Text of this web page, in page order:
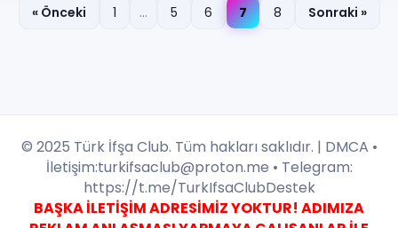
« Önceki 1 ... 5 6 7 8 Sonraki »
© 2025 Türk İfşa Club. Tüm hakları saklıdır. | DMCA •
İletişim:turkifsaclub@proton.me • Telegram:
https://t.me/TurkIfsaClubDestek
BAŞKA İLETİŞİM ADRESİMİZ YOKTUR! ADIMIZA